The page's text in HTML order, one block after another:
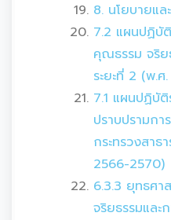
8. นโยบายแ
7.2 แผนปฏิบั
คุณธรรม จริย
ระยะที่ 2 (พ.
7.1 แผนปฏิบั
ปราบปรามกา
กระทรวงสา
2566-2570)
6.3.3 ยุทธศา
จริยธรรมและ